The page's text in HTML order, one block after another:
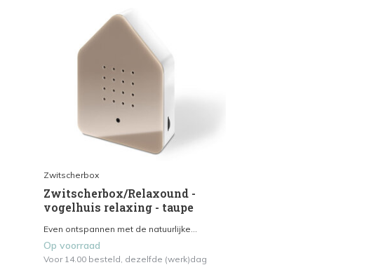
Zwitscherbox
Zwitscherbox/Relaxound -
vogelhuis relaxing - taupe
Even ontspannen met de natuurlijke...
Op voorraad
Voor 14.00 besteld, dezelfde (werk)dag